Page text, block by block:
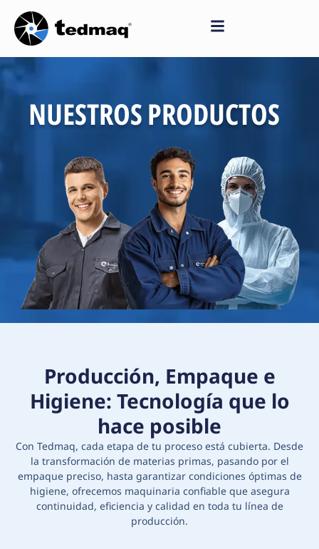
Saltar
al
contenido
NUESTROS PRODUCTOS
Producción, Empaque e
Higiene: Tecnología que lo
hace posible
Con Tedmaq, cada etapa de tu proceso está cubierta. Desde
la transformación de materias primas, pasando por el
empaque preciso, hasta garantizar condiciones óptimas de
higiene, ofrecemos maquinaria confiable que asegura
continuidad, eficiencia y calidad en toda tu línea de
producción.